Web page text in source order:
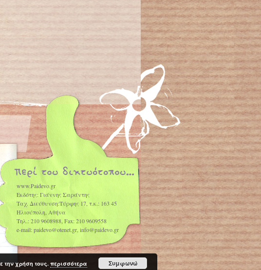
www.Paidevo.gr
Εκδότης: Γιάννης Σαράντης
Ταχ. Διεύθυνση:Τύρφης 17, τ.κ.: 163 45
Ηλιούπολη, Αθήνα
Τηλ.: 210 9608988, Fax: 210 9609558
e-mail: paidevo@otenet.gr, info@paidevo.gr
την χρήση τους. περισσότερα Συμφωνώ